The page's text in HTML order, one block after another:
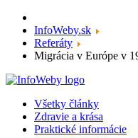
InfoWeby.sk
Referáty
Migrácia v Európe v
Všetky články
Zdravie a krása
Praktické informácie